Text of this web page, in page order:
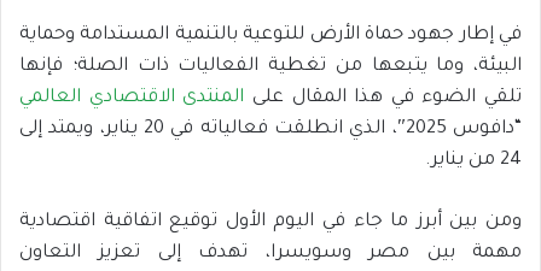
في إطار جهود حماة الأرض للتوعية بالتنمية المستدامة وحماية
البيئة، وما يتبعها من تغطية الفعاليات ذات الصلة؛ فإنها
تلقي الضوء في هذا المقال على المنتدى الاقتصادي العالمي
“دافوس 2025″، الذي انطلقت فعالياته في 20 يناير، ويمتد إلى
24 من يناير.
ومن بين أبرز ما جاء في اليوم الأول توقيع اتفاقية اقتصادية
مهمة بين مصر وسويسرا، تهدف إلى تعزيز التعاون